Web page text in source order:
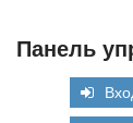
Панель